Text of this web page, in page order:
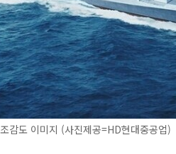
감도 이미지 (사진제공=HD현대중공업)